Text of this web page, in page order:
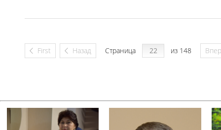
First Назад Страница из 148